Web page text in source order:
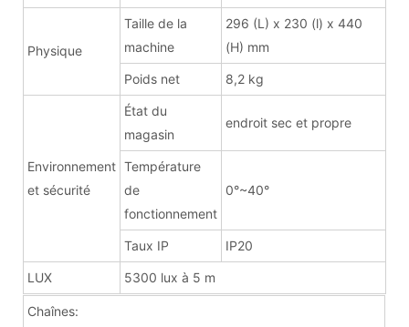
Physique
Taille de la
machine
296 (L) x 230 (l) x 440
(H) mm
Poids net 8,2 kg
Environnement
et sécurité
État du
magasin
endroit sec et propre
Température
de
fonctionnement
0°~40°
Taux IP IP20
LUX 5300 lux à 5 m
Chaînes: